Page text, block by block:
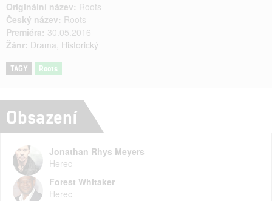
Originální název: Roots
Český název: Roots
Premiéra: 30.05.2016
Žánr: Drama, Historický
TAGY Roots
Obsazení
Jonathan Rhys Meyers
Herec
Forest Whitaker
Herec